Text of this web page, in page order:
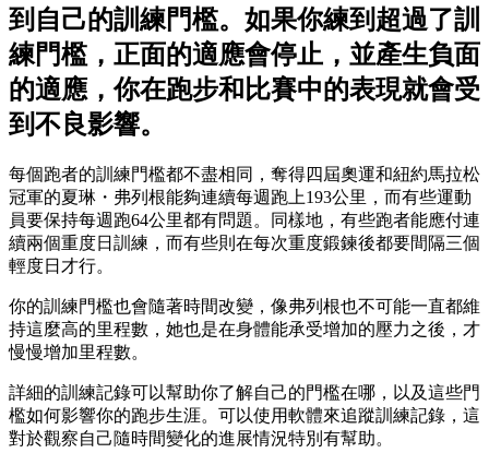
到自己的訓練門檻。如果你練到超過了訓
練門檻，正面的適應會停止，並產生負面
的適應，你在跑步和比賽中的表現就會受
到不良影響。
每個跑者的訓練門檻都不盡相同，奪得四屆奧運和紐約馬拉松
冠軍的夏琳・弗列根能夠連續每週跑上193公里，而有些運動
員要保持每週跑64公里都有問題。同樣地，有些跑者能應付連
續兩個重度日訓練，而有些則在每次重度鍛鍊後都要間隔三個
輕度日才行。
你的訓練門檻也會隨著時間改變，像弗列根也不可能一直都維
持這麼高的里程數，她也是在身體能承受增加的壓力之後，才
慢慢增加里程數。
詳細的訓練記錄可以幫助你了解自己的門檻在哪，以及這些門
檻如何影響你的跑步生涯。可以使用軟體來追蹤訓練記錄，這
對於觀察自己隨時間變化的進展情況特別有幫助。